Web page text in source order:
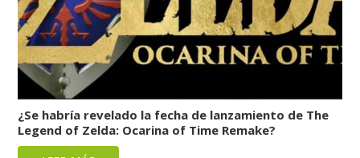
¿Se habría revelado la fecha de lanzamiento de The
Legend of Zelda: Ocarina of Time Remake?